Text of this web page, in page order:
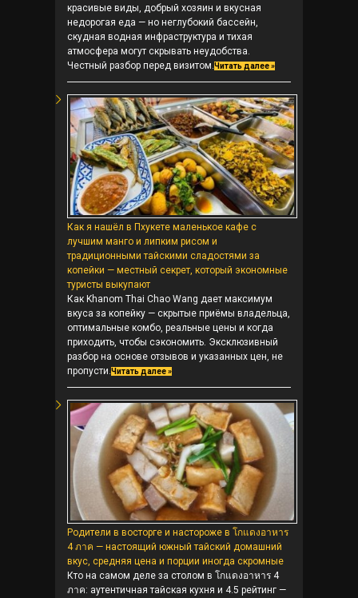
красивые виды, добрый хозяин и вкусная
недорогая еда — но неглубокий бассейн,
скудная водная инфраструктура и тихая
атмосфера могут скрывать неудобства.
Честный разбор перед визитом.Читать далее »
Как я нашёл в Пхукете маленькое кафе с
лучшим манго и липким рисом и
традиционными тайскими сладостями за
копейки — местный секрет, который экономные
туристы выкупают
Как Khanom Thai Chao Wang дает максимум
вкуса за копейку — скрытые приёмы владельца,
оптимальные комбо, реальные цены и когда
приходить, чтобы сэкономить. Эксклюзивный
разбор на основе отзывов и указанных цен, не
пропусти.Читать далее »
Родители в восторге и настороже в โกแดงอาหาร
4 ภาค — настоящий южный тайский домашний
вкус, средняя цена и порции иногда скромные
Кто на самом деле за столом в โกแดงอาหาร 4
ภาค: аутентичная тайская кухня и 4.5 рейтинг —